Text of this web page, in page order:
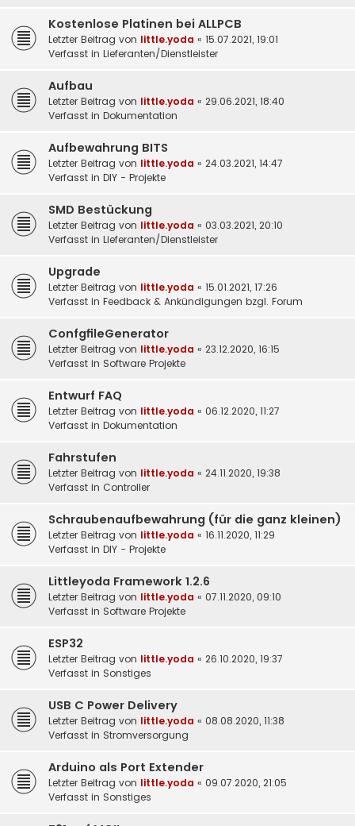
Kostenlose Platinen bei ALLPCB
Letzter Beitrag von little.yoda « 15.07.2021, 19:01
Verfasst in Lieferanten/Dienstleister
Aufbau
Letzter Beitrag von little.yoda « 29.06.2021, 18:40
Verfasst in Dokumentation
Aufbewahrung BITS
Letzter Beitrag von little.yoda « 24.03.2021, 14:47
Verfasst in DIY - Projekte
SMD Bestückung
Letzter Beitrag von little.yoda « 03.03.2021, 20:10
Verfasst in Lieferanten/Dienstleister
Upgrade
Letzter Beitrag von little.yoda « 15.01.2021, 17:26
Verfasst in Feedback & Ankündigungen bzgl. Forum
ConfgfileGenerator
Letzter Beitrag von little.yoda « 23.12.2020, 16:15
Verfasst in Software Projekte
Entwurf FAQ
Letzter Beitrag von little.yoda « 06.12.2020, 11:27
Verfasst in Dokumentation
Fahrstufen
Letzter Beitrag von little.yoda « 24.11.2020, 19:38
Verfasst in Controller
Schraubenaufbewahrung (für die ganz kleinen)
Letzter Beitrag von little.yoda « 16.11.2020, 11:29
Verfasst in DIY - Projekte
Littleyoda Framework 1.2.6
Letzter Beitrag von little.yoda « 07.11.2020, 09:10
Verfasst in Software Projekte
ESP32
Letzter Beitrag von little.yoda « 26.10.2020, 19:37
Verfasst in Sonstiges
USB C Power Delivery
Letzter Beitrag von little.yoda « 08.08.2020, 11:38
Verfasst in Stromversorgung
Arduino als Port Extender
Letzter Beitrag von little.yoda « 09.07.2020, 21:05
Verfasst in Sonstiges